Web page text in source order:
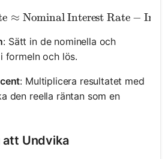
\text{Real Interest
≈ Nominal Interest Rate −
: Sätt in de nominella och
formeln och lös.
: Multiplicera resultatet med
den reella räntan som en
att Undvika